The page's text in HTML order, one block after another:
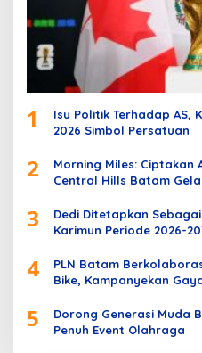
1
Isu Politik Terhadap AS,
2026 Simbol Persatuan
2
Morning Miles: Ciptakan
Central Hills Batam
3
Dedi Ditetapkan
Karimun Periode 2026-
4
PLN Batam
Bike, Kampanyekan
5
Dorong Generasi Muda
Penuh Event Olahraga